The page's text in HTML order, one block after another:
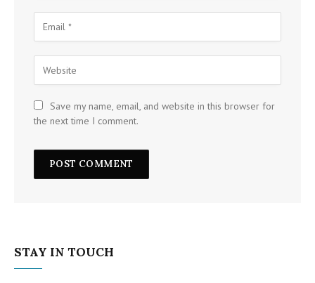
Save my name, email, and website in this browser for
the next time I comment.
STAY IN TOUCH